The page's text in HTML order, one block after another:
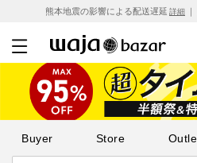
熊本地震の影響による配送遅延 詳細
Buyer Store